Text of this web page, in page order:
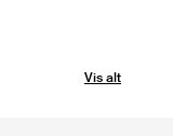
Vis alt